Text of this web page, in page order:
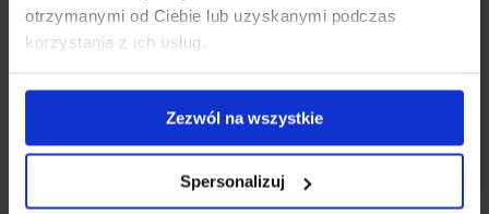
otrzymanymi od Ciebie lub uzyskanymi podczas
korzystania z ich usług.
Zezwól na wszystkie
Spersonalizuj
siwienia.
elastyczności i przyspiesza ich wzrost. Co
więcej, może ograniczać łamliwość i
poprawiać nawilżenie tych elementów.
Układ ruchu.Białko młodości (kolagen)